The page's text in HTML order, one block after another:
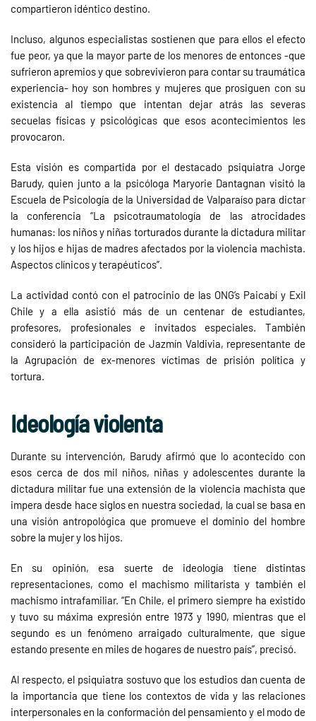
compartieron idéntico destino.
Incluso, algunos especialistas sostienen que para ellos el efecto
fue peor, ya que la mayor parte de los menores de entonces -que
sufrieron apremios y que sobrevivieron para contar su traumática
experiencia- hoy son hombres y mujeres que prosiguen con su
existencia al tiempo que intentan dejar atrás las severas
secuelas físicas y psicológicas que esos acontecimientos les
provocaron.
Esta visión es compartida por el destacado psiquiatra Jorge
Barudy, quien junto a la psicóloga Maryorie Dantagnan visitó la
Escuela de Psicología de la Universidad de Valparaíso para dictar
la conferencia “La psicotraumatología de las atrocidades
humanas: los niños y niñas torturados durante la dictadura militar
y los hijos e hijas de madres afectados por la violencia machista.
Aspectos clínicos y terapéuticos”.
La actividad contó con el patrocinio de las ONG’s Paicabí y Exil
Chile y a ella asistió más de un centenar de estudiantes,
profesores, profesionales e invitados especiales. También
consideró la participación de Jazmín Valdivia, representante de
la Agrupación de ex-menores víctimas de prisión política y
tortura.
Ideología violenta
Durante su intervención, Barudy afirmó que lo acontecido con
esos cerca de dos mil niños, niñas y adolescentes durante la
dictadura militar fue una extensión de la violencia machista que
impera desde hace siglos en nuestra sociedad, la cual se basa en
una visión antropológica que promueve el dominio del hombre
sobre la mujer y los hijos.
En su opinión, esa suerte de ideología tiene distintas
representaciones, como el machismo militarista y también el
machismo intrafamiliar. “En Chile, el primero siempre ha existido
y tuvo su máxima expresión entre 1973 y 1990, mientras que el
segundo es un fenómeno arraigado culturalmente, que sigue
estando presente en miles de hogares de nuestro país”, precisó.
Al respecto, el psiquiatra sostuvo que los estudios dan cuenta de
la importancia que tiene los contextos de vida y las relaciones
interpersonales en la conformación del pensamiento y el modo de